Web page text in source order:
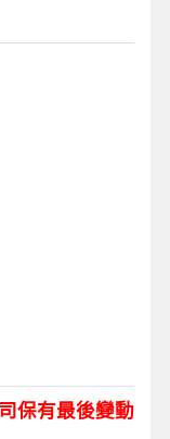
保有最後變動